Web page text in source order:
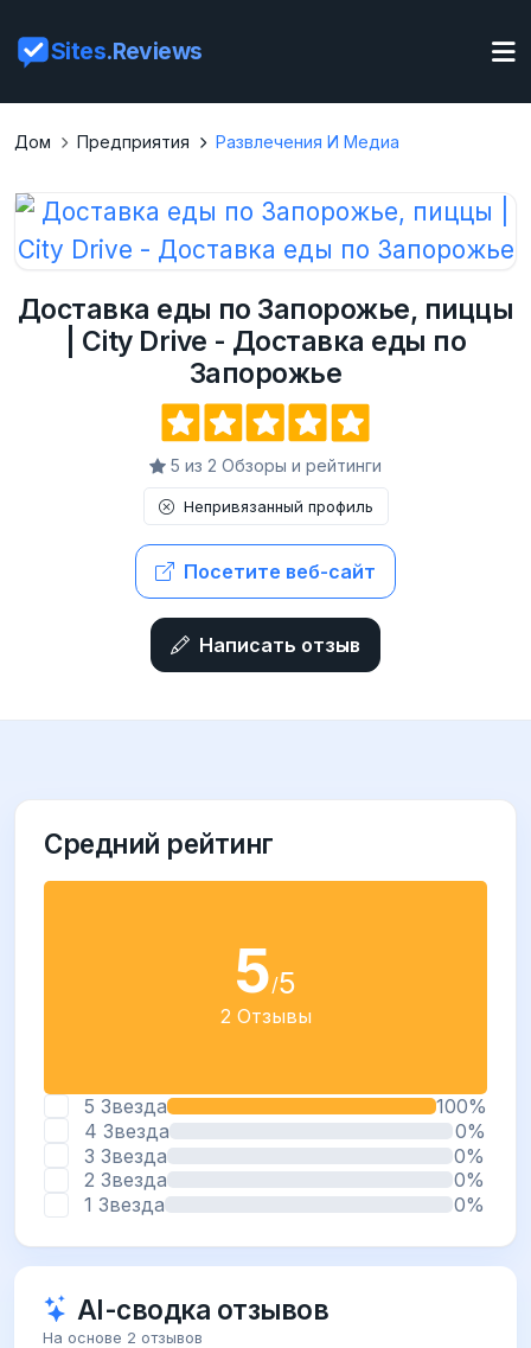
Sites.Reviews
Дом Предприятия Развлечения И Медиа
Доставка еды по Запорожье, пиццы
| City Drive - Доставка еды по
Запорожье
5 из 2 Обзоры и рейтинги
Непривязанный профиль
Посетите веб-сайт
Написать отзыв
Средний рейтинг
5/5
2 Отзывы
5 Звезда
100%
4 Звезда
0%
3 Звезда
0%
2 Звезда
0%
1 Звезда
0%
AI-сводка отзывов
На основе 2 отзывов